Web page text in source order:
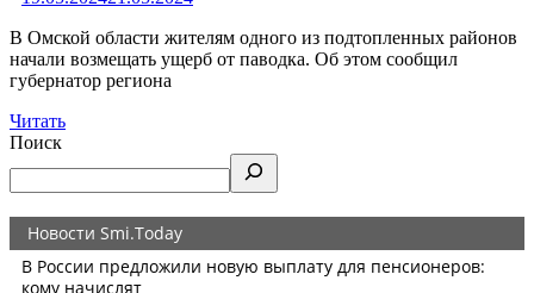
В Омской области жителям одного из подтопленных районов
начали возмещать ущерб от паводка. Об этом сообщил
губернатор региона
Читать
Поиск